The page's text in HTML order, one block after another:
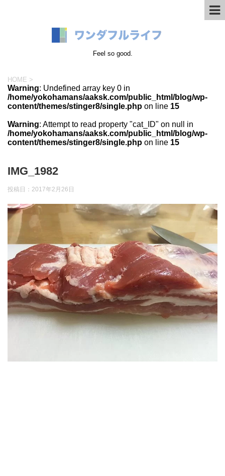
Feel so good.
HOME >
Warning: Undefined array key 0 in
/home/yokohamans/aaksk.com/public_html/blog/wp-
content/themes/stinger8/single.php on line 15
Warning: Attempt to read property "cat_ID" on null in
/home/yokohamans/aaksk.com/public_html/blog/wp-
content/themes/stinger8/single.php on line 15
IMG_1982
投稿日： 2017年2月26日